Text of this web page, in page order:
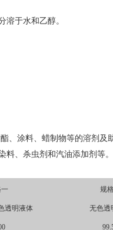
溶于水和乙醇。
、涂料、蜡制物等的溶剂及
、杀虫剂和汽油添加剂等。
规
透明液体 无色透